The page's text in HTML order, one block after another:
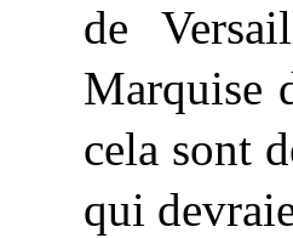
de
Marquise
cela sont
qui